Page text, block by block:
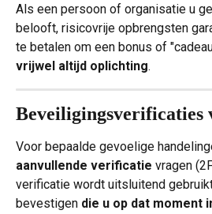
Als een persoon of organisatie u
belooft, risicovrije opbrengsten
te betalen om een bonus of
vrijwel altijd oplichting.
Beveiligingsverificaties
Voor bepaalde gevoelige
aanvullende verificatie vragen
verificatie wordt uitsluitend
bevestigen die u op dat moment